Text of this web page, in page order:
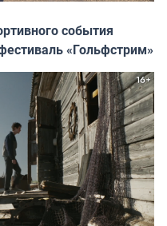
события
«Гольфстрим»